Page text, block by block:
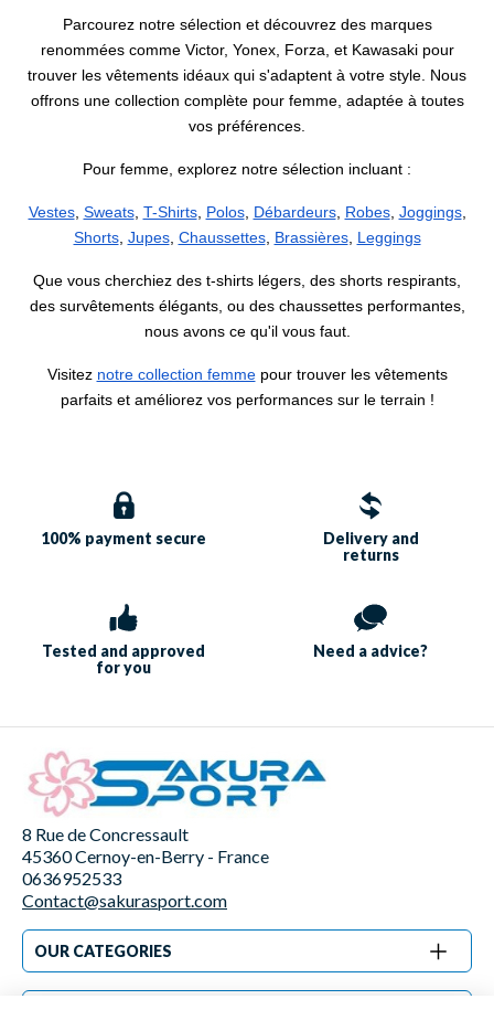
Parcourez notre sélection et découvrez des marques
renommées comme Victor, Yonex, Forza, et Kawasaki pour
trouver les vêtements idéaux qui s'adaptent à votre style. Nous
offrons une collection complète pour femme, adaptée à toutes
vos préférences.
Pour femme, explorez notre sélection incluant :
Vestes, Sweats, T-Shirts, Polos, Débardeurs, Robes, Joggings,
Shorts, Jupes, Chaussettes, Brassières, Leggings
Que vous cherchiez des t-shirts légers, des shorts respirants,
des survêtements élégants, ou des chaussettes performantes,
nous avons ce qu'il vous faut.
Visitez notre collection femmepour trouver les vêtements
parfaits et améliorez vos performances sur le terrain !
100% payment secure
Delivery and
returns
Tested and approved
for you
Need a advice?
8 Rue de Concressault
45360 Cernoy-en-Berry - France
0636952533
Contact@sakurasport.com
OUR CATEGORIES